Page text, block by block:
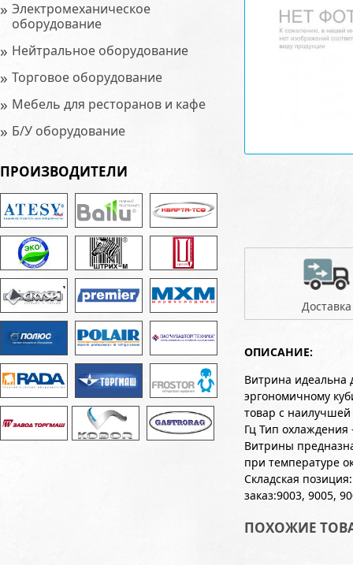
» Электромеханическое
оборудование
» Нейтральное оборудование
» Торговое оборудование
» Мебель для ресторанов и кафе
» Б/У оборудование
ПРОИЗВОДИТЕЛИ
Доставка
ОПИСАНИЕ:
Витрина идеальна
эргономичному
товар с
Гц Тип охлаждения
Витрины
при температуре
Складская
заказ:9003, 9005,
ПОХОЖИЕ